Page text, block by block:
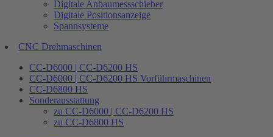
Digitale Anbaumessschieber
Digitale Positionsanzeige
Spannsysteme
CNC Drehmaschinen
CC-D6000 | CC-D6200 HS
CC-D6000 | CC-D6200 HS Vorführmaschinen
CC-D6800 HS
Sonderausstattung
zu CC-D6000 | CC-D6200 HS
zu CC-D6800 HS